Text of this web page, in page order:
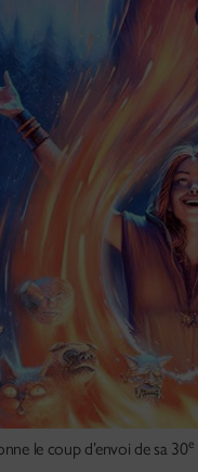
le coup d’envoi de sa 30e